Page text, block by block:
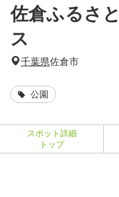
佐倉ふるさ
ス
千葉県佐倉市
公園
スポット詳細
トップ